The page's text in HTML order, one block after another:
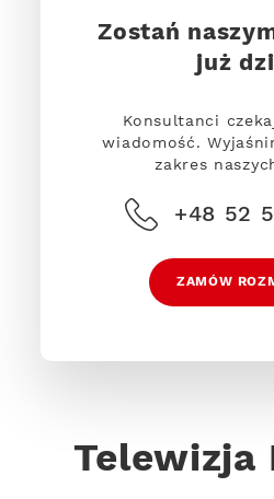
Zostań
już
Konsultanci
wiadomość.
zakres
+48 52
ZAMÓW
Telewizja